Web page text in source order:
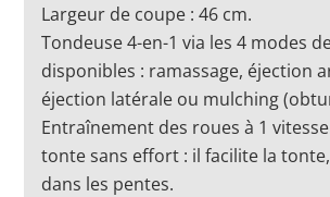
Largeur de coupe : 46 cm.
Tondeuse 4-en-1 via les 4 modes
disponibles : ramassage, éjection
éjection latérale ou mulching
Entraînement des roues à 1
tonte sans effort : il facilite la
dans les pentes.